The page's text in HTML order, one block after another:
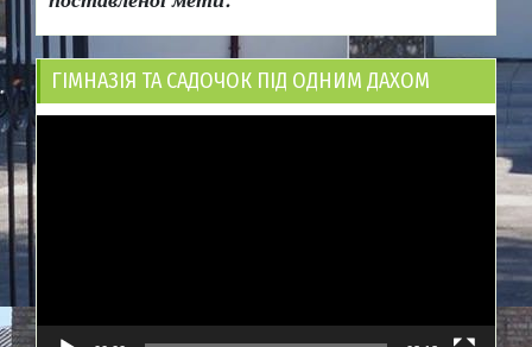
ГІМНАЗІЯ ТА САДОЧОК ПІД ОДНИМ ДАХОМ